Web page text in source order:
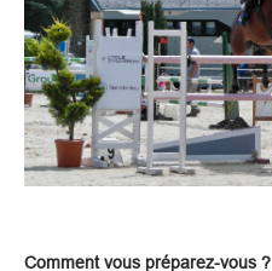
Comment vous préparez-vous ?